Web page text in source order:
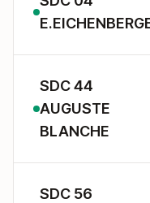
SDC 44
AUGUSTE
BLANCHE
SDC 56